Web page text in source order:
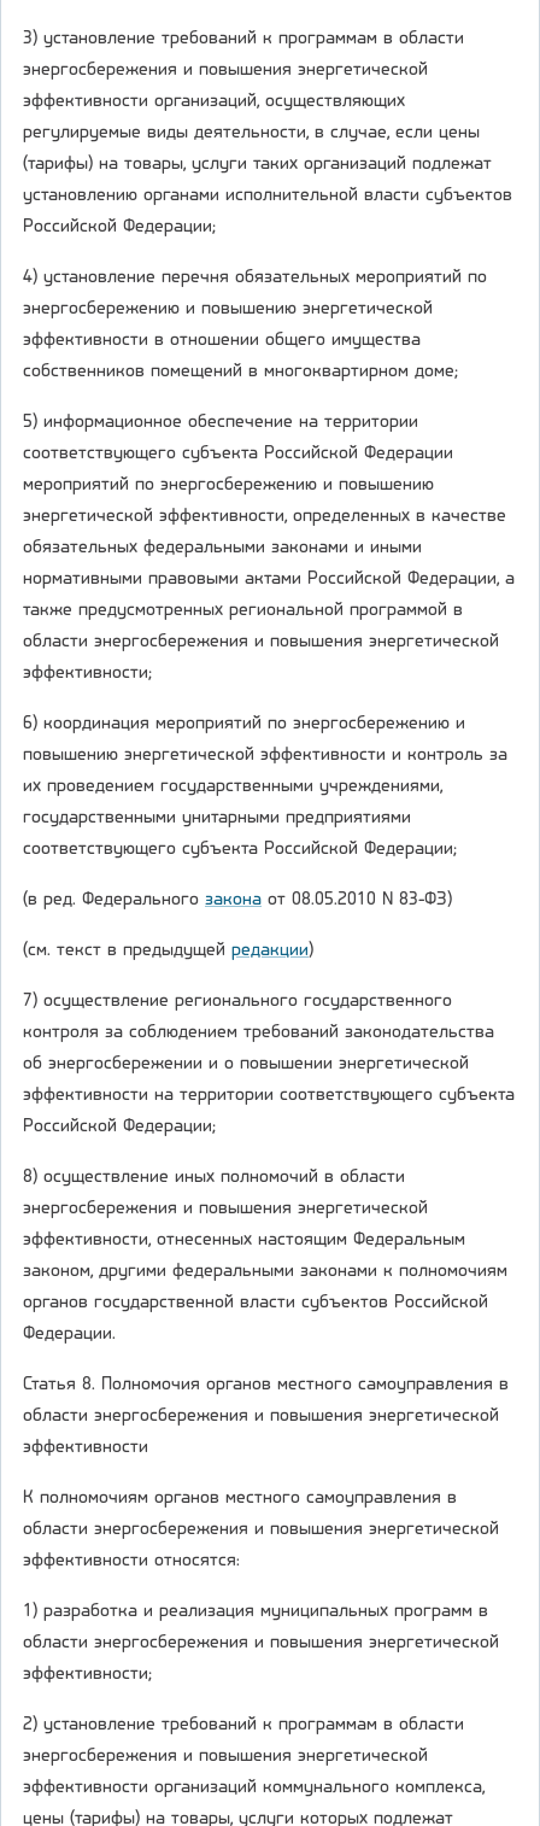
3) установление требований к программам в области
энергосбережения и повышения энергетической
эффективности организаций, осуществляющих
регулируемые виды деятельности, в случае, если цены
(тарифы) на товары, услуги таких организаций подлежат
установлению органами исполнительной власти субъектов
Российской Федерации;
4) установление перечня обязательных мероприятий по
энергосбережению и повышению энергетической
эффективности в отношении общего имущества
собственников помещений в многоквартирном доме;
5) информационное обеспечение на территории
соответствующего субъекта Российской Федерации
мероприятий по энергосбережению и повышению
энергетической эффективности, определенных в качестве
обязательных федеральными законами и иными
нормативными правовыми актами Российской Федерации, а
также предусмотренных региональной программой в
области энергосбережения и повышения энергетической
эффективности;
6) координация мероприятий по энергосбережению и
повышению энергетической эффективности и контроль за
их проведением государственными учреждениями,
государственными унитарными предприятиями
соответствующего субъекта Российской Федерации;
(в ред. Федерального закона от 08.05.2010 N 83-ФЗ)
(см. текст в предыдущей редакции)
7) осуществление регионального государственного
контроля за соблюдением требований законодательства
об энергосбережении и о повышении энергетической
эффективности на территории соответствующего субъекта
Российской Федерации;
8) осуществление иных полномочий в области
энергосбережения и повышения энергетической
эффективности, отнесенных настоящим Федеральным
законом, другими федеральными законами к полномочиям
органов государственной власти субъектов Российской
Федерации.
Статья 8. Полномочия органов местного самоуправления в
области энергосбережения и повышения энергетической
эффективности
К полномочиям органов местного самоуправления в
области энергосбережения и повышения энергетической
эффективности относятся:
1) разработка и реализация муниципальных программ в
области энергосбережения и повышения энергетической
эффективности;
2) установление требований к программам в области
энергосбережения и повышения энергетической
эффективности организаций коммунального комплекса,
цены (тарифы) на товары, услуги которых подлежат